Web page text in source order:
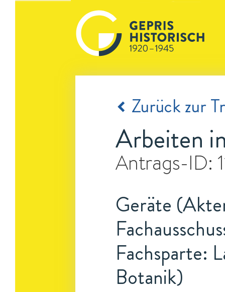
Zurück zur
Arbeiten
Antrags-ID:
Geräte
Fachsparte:
Botanik)